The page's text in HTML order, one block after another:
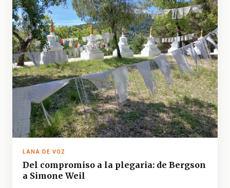
LANA DE VOZ
Del compromiso a la plegaria: de Bergson
a Simone Weil